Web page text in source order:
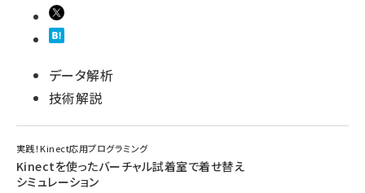
データ解析
技術解説
実践！Kinect応用プログラミング
Kinectを使ったバーチャル試着室で着せ替え
シミュレーション